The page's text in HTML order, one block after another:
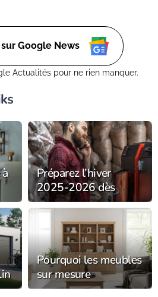
de la nature. Suivez mes
balcon ou dans un vaste espace
Google News
Actualités pour ne rien manquer.
Préparez l’hiver
2025-2026 dès
maintenant :
pourquoi investir
dans un chauffage à
granulés performant
?
Pourquoi les meubles
sur mesure
subliment-ils votre